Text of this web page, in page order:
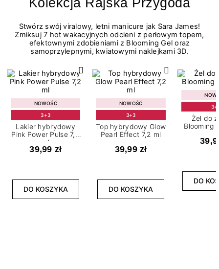
Kolekcja Rajska Przygoda
Stwórz swój viralowy, letni manicure jak Sara James!
Zmiksuj 7 hot wakacyjnych odcieni z perłowym topem,
efektownymi zdobieniami z Blooming Gel oraz
samoprzylepnymi, kwiatowymi naklejkami 3D.
NOWOŚĆ
3+3
Lakier hybrydowy
Pink Power Pulse 7,2
ml
39,99 zł
DO KOSZYKA
NOWOŚĆ
3+3
Top hybrydowy Glow
Pearl Effect 7,2 ml
39,99 zł
DO KOSZYKA
Żel do
Blooming
DO